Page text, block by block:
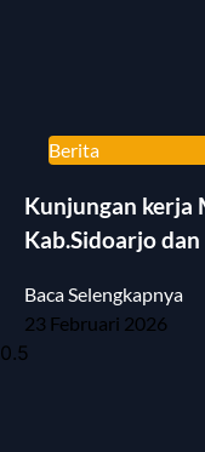
Berita
Kunjungan kerja
Kab.Sidoarjo
Baca Selengkapnya
23 Februari 2026